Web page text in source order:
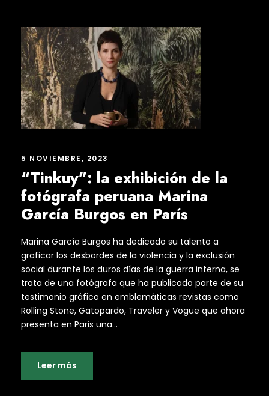
5 NOVIEMBRE, 2023
“Tinkuy”: la exhibición de la
fotógrafa peruana Marina
García Burgos en París
Marina García Burgos ha dedicado su talento a
graficar los desbordes de la violencia y la exclusión
social durante los duros días de la guerra interna, se
trata de una fotógrafa que ha publicado parte de su
testimonio gráfico en emblemáticas revistas como
Rolling Stone, Gatopardo, Traveler y Vogue que ahora
presenta en Paris una...
Leer más